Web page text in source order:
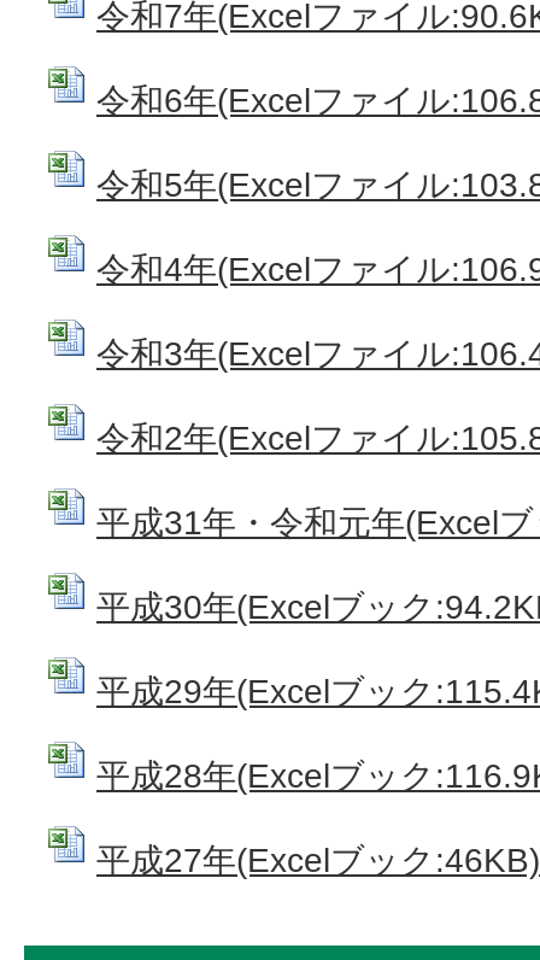
令和7年(Excelファイル
令和6年(Excelファイル
令和5年(Excelファイル
令和4年(Excelファイル
令和3年(Excelファイル
令和2年(Excelファイル
平成31年・令和元年(Excel
平成30年(Excelブック
平成29年(Excelブック
平成28年(Excelブック
平成27年(Excelブック:46KB)